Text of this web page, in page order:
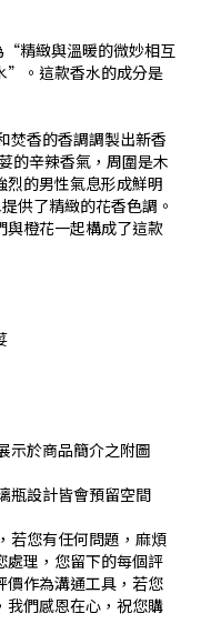
“精緻與溫暖的微妙相互
”。這款香水的成分是
焚香的香調調製出新香
的辛辣香氣，周圍是木
的男性氣息形成鮮明
供了精緻的花香色調。
與橙花一起構成了這款
示於商品簡介之附圖
瓶設計皆會預留空間
若您有任何問題，麻煩
處理，您留下的每個評
價作為溝通工具，若您
我們感恩在心，祝您購